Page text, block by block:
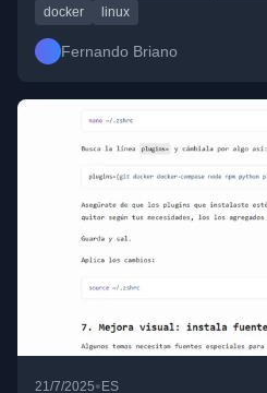
docker
linux
Fernando Briano
21/7/2025•ES